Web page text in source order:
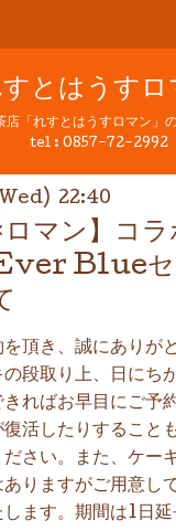
とはうすロ
「れすとはうすロマン」
tel : 0857-72-2992
22:40
ロマン】コ
Blueセ
頂き、誠にありが
段取り上、日にち
ればお早目にご予
活したりすること
さい。また、ケー
りますがご用意し
ます。期間は1日